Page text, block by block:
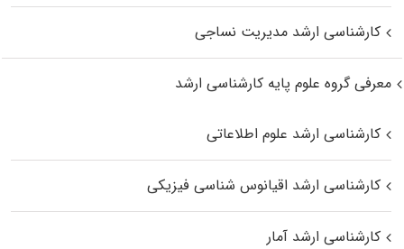
کارشناسی ارشد مدیریت نساجی
معرفی گروه علوم پایه کارشناسی ارشد
کارشناسی ارشد علوم اطلاعاتی
کارشناسی ارشد اقیانوس‌ شناسی فیزیکی
کارشناسی ارشد آمار